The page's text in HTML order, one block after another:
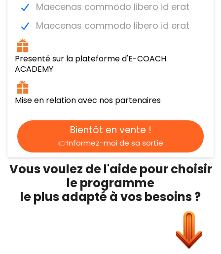
Maecenas commodo libero id erat
Maecenas commodo libero id erat
Presenté sur la plateforme d'E-COACH
ACADEMY
Mise en relation avec nos partenaires
Bientôt en vente !
👉Informez-moi de sa sortie
Vous voulez de l'aide pour choisir
le programme
le plus adapté à vos besoins ?